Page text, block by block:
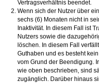
Vertragsverhältnis beendet.
Wenn sich der Nutzer über
sechs (6) Monaten nicht in
Inaktivität. In diesem Fall ist
Nutzers sowie die
löschen. In diesem Fall
Guthaben und es besteht
vom Grund der Beendigung.
wie oben beschrieben, sind
zugänglich. Darüber hinaus